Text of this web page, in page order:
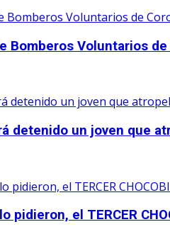
Bomberos Voluntarios
detenido un joven que
pidieron, el TERCER